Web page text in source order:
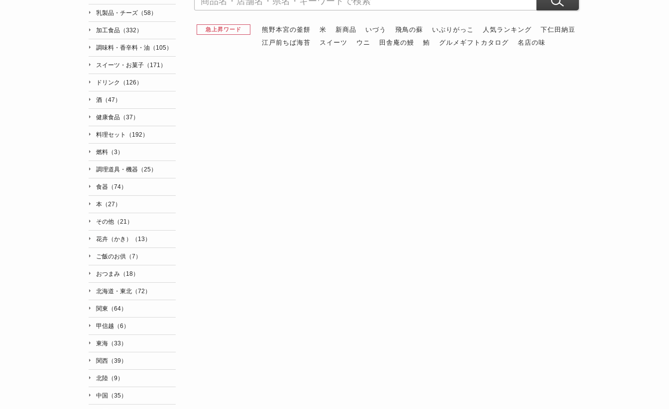
急上昇ワード 熊野本宮の釜餅 米 新商品 いづう 飛鳥の蘇 いぶりがっこ 人気ランキング
下仁田納豆
江戸前ちば海苔
スイーツ ウニ 田舎庵の鰻 鮪 グルメギフトカタログ 名店の味
乳製品・チーズ（58）
加工食品（332）
調味料・香辛料・油（105）
スイーツ・お菓子（171）
ドリンク（126）
酒（47）
健康食品（37）
料理セット（192）
燃料（3）
調理道具・機器（25）
食器（74）
本（27）
その他（21）
花卉（かき）（13）
ご飯のお供（7）
おつまみ（18）
北海道・東北（72）
関東（64）
甲信越（6）
東海（33）
関西（39）
北陸（9）
中国（35）